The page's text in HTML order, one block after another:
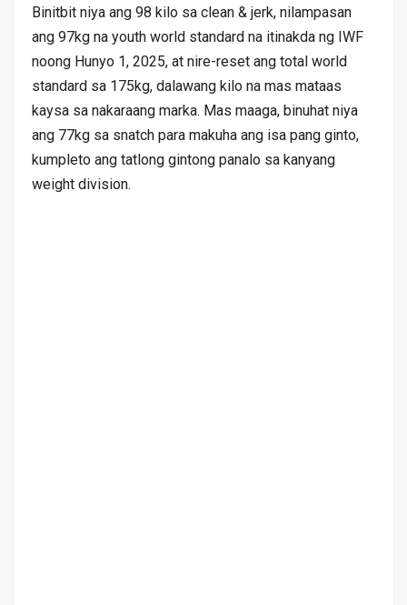
Binitbit niya ang 98 kilo sa clean & jerk, nilampasan
ang 97kg na youth world standard na itinakda ng IWF
noong Hunyo 1, 2025, at nire-reset ang total world
standard sa 175kg, dalawang kilo na mas mataas
kaysa sa nakaraang marka. Mas maaga, binuhat niya
ang 77kg sa snatch para makuha ang isa pang ginto,
kumpleto ang tatlong gintong panalo sa kanyang
weight division.